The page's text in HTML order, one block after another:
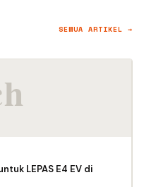
SEMUA ARTIKEL →
LEPAS E4 EV di